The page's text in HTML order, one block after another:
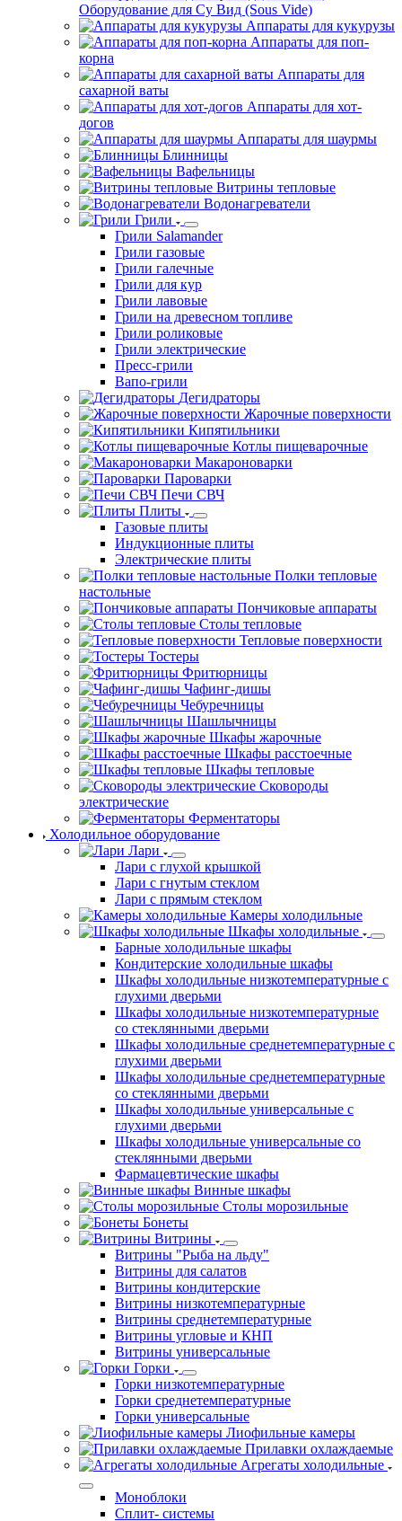
Оборудование для Су Вид (Sous Vide)
Аппараты для кукурузы
Аппараты для поп-
корна
Аппараты для
сахарной ваты
Аппараты для хот-
догов
Аппараты для шаурмы
Блинницы
Вафельницы
Витрины тепловые
Водонагреватели
Грили
Грили Salamander
Грили газовые
Грили галечные
Грили для кур
Грили лавовые
Грили на древесном топливе
Грили роликовые
Грили электрические
Пресс-грили
Вапо-грили
Дегидраторы
Жарочные поверхности
Кипятильники
Котлы пищеварочные
Макароноварки
Пароварки
Печи СВЧ
Плиты
Газовые плиты
Индукционные плиты
Электрические плиты
Полки тепловые
настольные
Пончиковые аппараты
Столы тепловые
Тепловые поверхности
Тостеры
Фритюрницы
Чафинг-дишы
Чебуречницы
Шашлычницы
Шкафы жарочные
Шкафы расстоечные
Шкафы тепловые
Сковороды
электрические
Ферментаторы
Холодильное оборудование
Лари
Лари с глухой крышкой
Лари с гнутым стеклом
Лари с прямым стеклом
Камеры холодильные
Шкафы холодильные
Барные холодильные шкафы
Кондитерские холодильные шкафы
Шкафы холодильные низкотемпературные с
глухими дверьми
Шкафы холодильные низкотемпературные
со стеклянными дверьми
Шкафы холодильные среднетемпературные с
глухими дверьми
Шкафы холодильные среднетемпературные
со стеклянными дверьми
Шкафы холодильные универсальные с
глухими дверьми
Шкафы холодильные универсальные со
стеклянными дверьми
Фармацевтические шкафы
Винные шкафы
Столы морозильные
Бонеты
Витрины
Витрины "Рыба на льду"
Витрины для салатов
Витрины кондитерские
Витрины низкотемпературные
Витрины среднетемпературные
Витрины угловые и КНП
Витрины универсальные
Горки
Горки низкотемпературные
Горки среднетемпературные
Горки универсальные
Лиофильные камеры
Прилавки охлаждаемые
Агрегаты холодильные
Моноблоки
Сплит- системы